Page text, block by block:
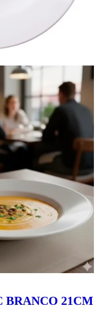
BRANCO 21CM